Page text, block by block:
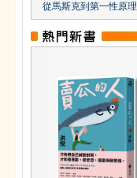
從馬斯克到第一性原理